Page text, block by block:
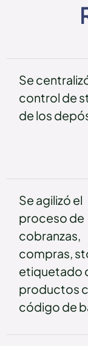
Se
control de
de los
Se agilizó el
proceso de
cobranzas,
compras,
etiquetado
productos
código de